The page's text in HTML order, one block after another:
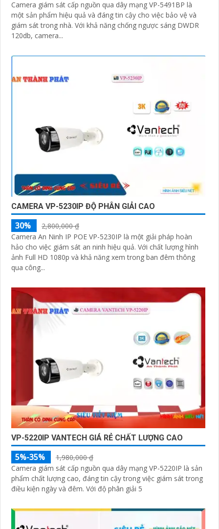
Camera giám sát cấp nguồn qua dây mạng VP-5491BP là
một sản phẩm hiệu quả và đáng tin cậy cho việc bảo vệ và
giám sát trong nhà. Với khả năng chống ngược sáng DWDR
120db, camera...
CAMERA VP-5230IP ĐỘ PHÂN GIẢI CAO
30%
2,800,000 ₫
Camera An Ninh IP POE VP-5230IP là một giải pháp hoàn
hảo cho việc giám sát an ninh hiệu quả. Với chất lượng hình
ảnh Full HD 1080p và khả năng xem trong ban đêm thông
qua công...
VP-5220IP VANTECH GIÁ RẺ CHẤT LƯỢNG CAO
5%-35%
1,980,000 ₫
Camera giám sát cấp nguồn qua dây mạng VP-5220IP là sản
phẩm chất lượng cao, đáng tin cậy trong việc giám sát trong
điều kiện ngày và đêm. Với độ phân giải 5